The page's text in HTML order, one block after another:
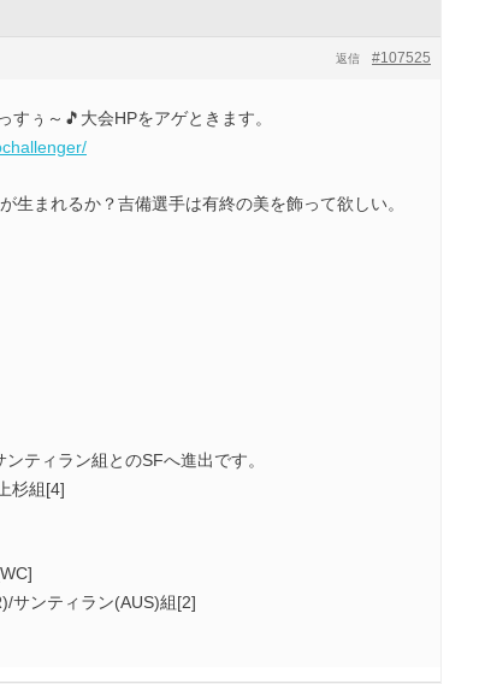
#107525
返信
ぅ～🎵大会HPをアゲときます。
生まれるか？吉備選手は有終の美を飾って欲しい。
ティラン組とのSFへ進出です。
杉組[4]
サンティラン(AUS)組[2]